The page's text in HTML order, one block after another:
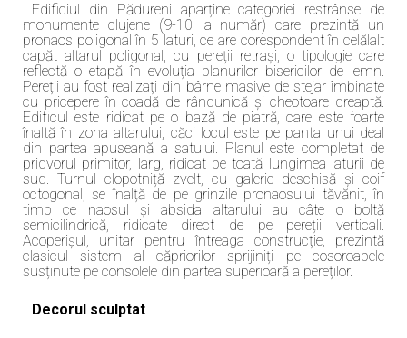
Edificiul din Pădureni aparține categoriei restrânse de
monumente clujene (9-10 la număr) care prezintă un
pronaos poligonal în 5 laturi, ce are corespondent în celălalt
capăt altarul poligonal, cu pereții retrași, o tipologie care
reflectă o etapă în evoluția planurilor bisericilor de lemn.
Pereții au fost realizați din bârne masive de stejar îmbinate
cu pricepere în coadă de rândunică și cheotoare dreaptă.
Edificul este ridicat pe o bază de piatră, care este foarte
înaltă în zona altarului, căci locul este pe panta unui deal
din partea apuseană a satului. Planul este completat de
pridvorul primitor, larg, ridicat pe toată lungimea laturii de
sud. Turnul clopotniță zvelt, cu galerie deschisă și coif
octogonal, se înalță de pe grinzile pronaosului tăvănit, în
timp ce naosul și absida altarului au câte o boltă
semicilindrică, ridicate direct de pe pereții verticali.
Acoperișul, unitar pentru întreaga construcție, prezintă
clasicul sistem al căpriorilor sprijiniți pe cosoroabele
susținute pe consolele din partea superioară a pereților.
Decorul sculptat